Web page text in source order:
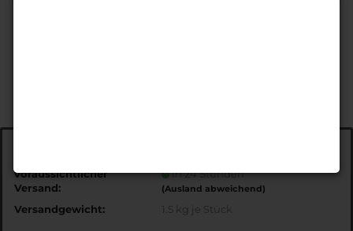
voraussichtlicher
Versand:
in 24 Stunden
(Ausland abweichend)
Versandgewicht: 1.5 kg je Stück